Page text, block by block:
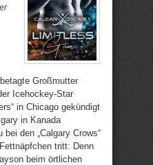
Großmutter
Icehockey-Star
in Chicago gekündigt
in Kanada
den „Calgary Crows“
tritt: Denn
beim örtlichen